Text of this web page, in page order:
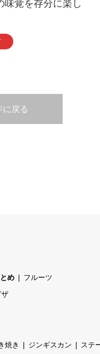
味覚を存分に楽し
に戻る
め
フルーツ
ザ
焼き ジンギスカン ステ